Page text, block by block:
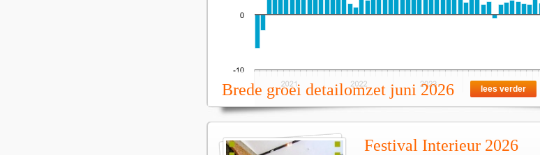
Brede groei detailomzet juni 2026 lees verder
Festival Interieur 2026